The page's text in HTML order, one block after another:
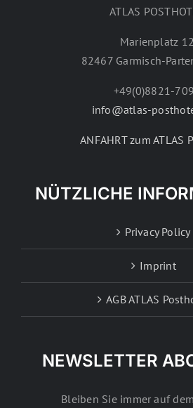
ATLAS
Marienplatz 12
82467 Garmisch-
+49(0)8821-
info@atlas-
ANFAHRT zum ATLAS
NÜTZLICHE
Privacy Policy
Imprint
AGB ATLAS
NEWSLETTER
Bleiben Sie immer auf